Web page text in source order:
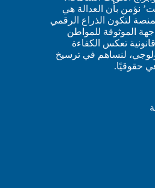
نؤمن بأن العدالة هي
لتكون الذراع الرقمي
الموثوقة للمواطن
تعكس الكفاءة
لنساهم في ترسيخ
حقوقيًا.